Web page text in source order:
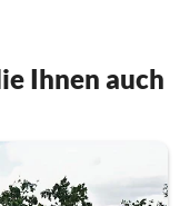
Ihnen auch